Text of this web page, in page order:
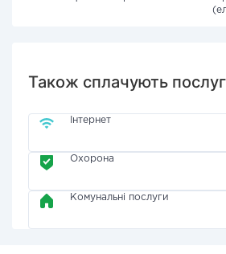
Також сплачують
Інтернет
Охорона
Комунальні послуги